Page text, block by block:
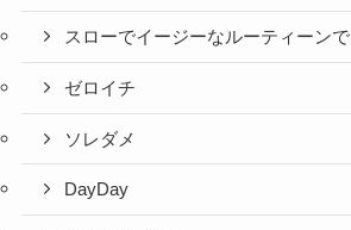
スローでイージーなルーティーンで
ゼロイチ
ソレダメ
DayDay